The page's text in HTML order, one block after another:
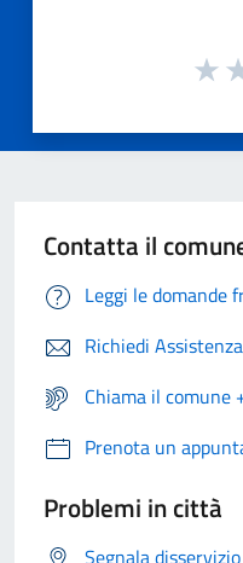
Contatta il
Leggi le domande
Richiedi Assistenza
Chiama il comune
Prenota un
Problemi in città